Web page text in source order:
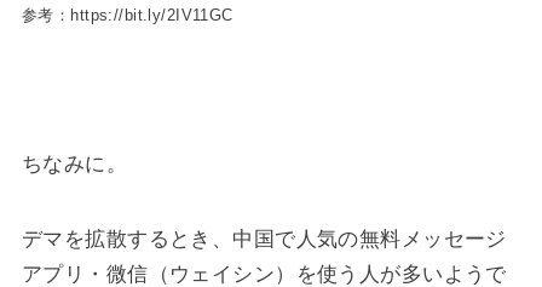
参考：https://bit.ly/2IV11GC
ちなみに。
デマを拡散するとき、中国で人気の無料メッセージ
アプリ・微信（ウェイシン）を使う人が多いようで